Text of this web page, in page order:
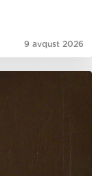
9 avqust 2026